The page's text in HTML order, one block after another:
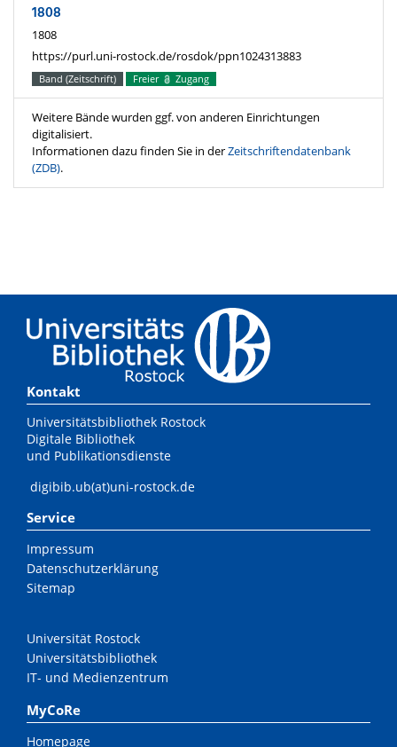
1808
1808
https://purl.uni-rostock.de/rosdok/ppn1024313883
Band (Zeitschrift) Freier Zugang
Weitere Bände wurden ggf. von anderen Einrichtungen
digitalisiert.
Informationen dazu finden Sie in derZeitschriftendatenbank
(ZDB).
Kontakt
Universitätsbibliothek Rostock
Digitale Bibliothek
und Publikationsdienste
digibib.ub(at)uni-rostock.de
Service
Impressum
Datenschutzerklärung
Sitemap
Universität Rostock
Universitätsbibliothek
IT- und Medienzentrum
MyCoRe
Homepage